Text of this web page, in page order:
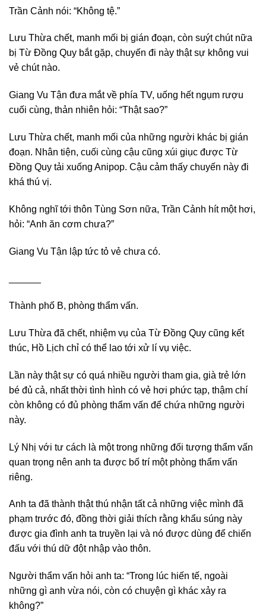
Trần Cảnh nói: “Không tệ.”
Lưu Thừa chết, manh mối bị gián đoạn, còn suýt chút nữa
bị Từ Đồng Quy bắt gặp, chuyến đi này thật sự không vui
vẻ chút nào.
Giang Vu Tận đưa mắt về phía TV, uống hết ngụm rượu
cuối cùng, thản nhiên hỏi: “Thật sao?”
Lưu Thừa chết, manh mối của những người khác bị gián
đoạn. Nhân tiện, cuối cùng cậu cũng xúi giục được Từ
Đồng Quy tải xuống Anipop. Cậu cảm thấy chuyến này đi
khá thú vị.
Không nghĩ tới thôn Tùng Sơn nữa, Trần Cảnh hít một hơi,
hỏi: “Anh ăn cơm chưa?”
Giang Vu Tận lập tức tỏ vẻ chưa có.
Thành phố B, phòng thẩm vấn.
Lưu Thừa đã chết, nhiệm vụ của Từ Đồng Quy cũng kết
thúc, Hồ Lịch chỉ có thể lao tới xử lí vụ việc.
Lần này thật sự có quá nhiều người tham gia, già trẻ lớn
bé đủ cả, nhất thời tình hình có vẻ hơi phức tạp, thậm chí
còn không có đủ phòng thẩm vấn để chứa những người
này.
Lý Nhị với tư cách là một trong những đối tượng thẩm vấn
quan trọng nên anh ta được bố trí một phòng thẩm vấn
riêng.
Anh ta đã thành thật thú nhận tất cả những việc mình đã
phạm trước đó, đồng thời giải thích rằng khẩu súng này
được gia đình anh ta truyền lại và nó được dùng để chiến
đấu với thú dữ đột nhập vào thôn.
Người thẩm vấn hỏi anh ta: “Trong lúc hiến tế, ngoài
những gì anh vừa nói, còn có chuyện gì khác xảy ra
không?”